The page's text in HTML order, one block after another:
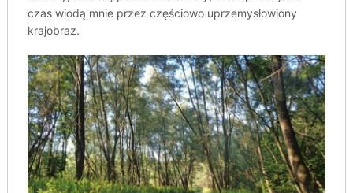
czas wiodą mnie przez częściowo uprzemysłowiony
krajobraz.